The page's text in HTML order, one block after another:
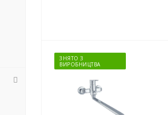
ЗНЯТО З
ВИРОБНИЦТВА